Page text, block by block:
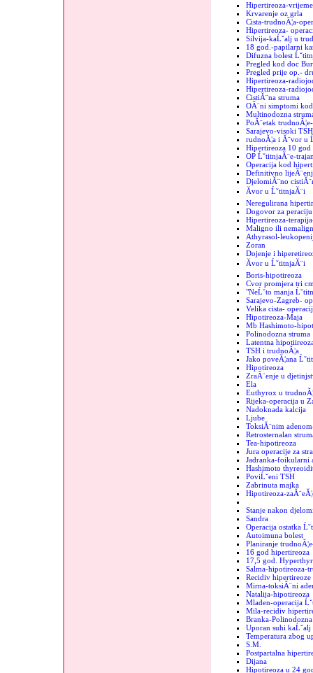
Hipertireoza-
Krvarenje oz grla
Cista-trudnoĂ¦a-
Hipertireoza-
Silvija-kaĹˇalj u
18 god.-papilarni
Difuzna bolest
Pregled kod doc
Pregled prije op.-
Hipertireoza-
Hipertireoza-
CistiĂ¨na struma
OĂ¨ni simptomi
Multinodozna
PoĂ¨etak
Sarajevo-visoki TSH
rudnoĂ¦a i Ă¨vor u
Hipertireoza 10 god
OP ĹˇtitnjaĂ¨e-
Operacija kod
Definitivno
DjelomiĂ¨no
Ăvor u ĹˇtitnjaĂ¨i
Neregulirana
Dogovor za peraciju
Hipertireoza-
Maligno ili
Athyrasol-
Zoran
Dojenje i
Ăvor u ĹˇtitnjaĂ¨i
Boris-hipotireoza
Cvor promjera tri
"NeĹˇto manja
Sarajevo-Zagreb-
Velika cista-
Hipotireoza-Maja
Mb Hashimoto-
Polinodozna struma
Latentna
TSH i trudnoĂ¦a
Jako poveĂ¦ana
Hipotireoza
ZraĂ¨enje u
Ela
Euthyrox u
Rijeka-operacija u
Nadoknada kalcija
Ljube
ToksiĂ¨nim
Retrosternalan
Tea-hipotireoza
Jura operacije za
Jadranka-foikularni
Hashimoto
PoviĹˇeni TSH
Zabrinuta majka
Hipotireoza-
Stanje nakon
Sandra
Operacija ostatka
Autoimuna bolest
Planiranje
16 god hipertireoza
17,5 god.
Salma-hipotireoza-
Recidiv hipertireoze
Mirna-toksiĂ¨ni
Natalija-hipotireoza
Mladen-operacija
Mila-recidiv
Branka-
Uporan suhi kaĹˇalj
Temperatura zbog
S.M.
Postpartalna
Dijana
Hipotireoza u 24